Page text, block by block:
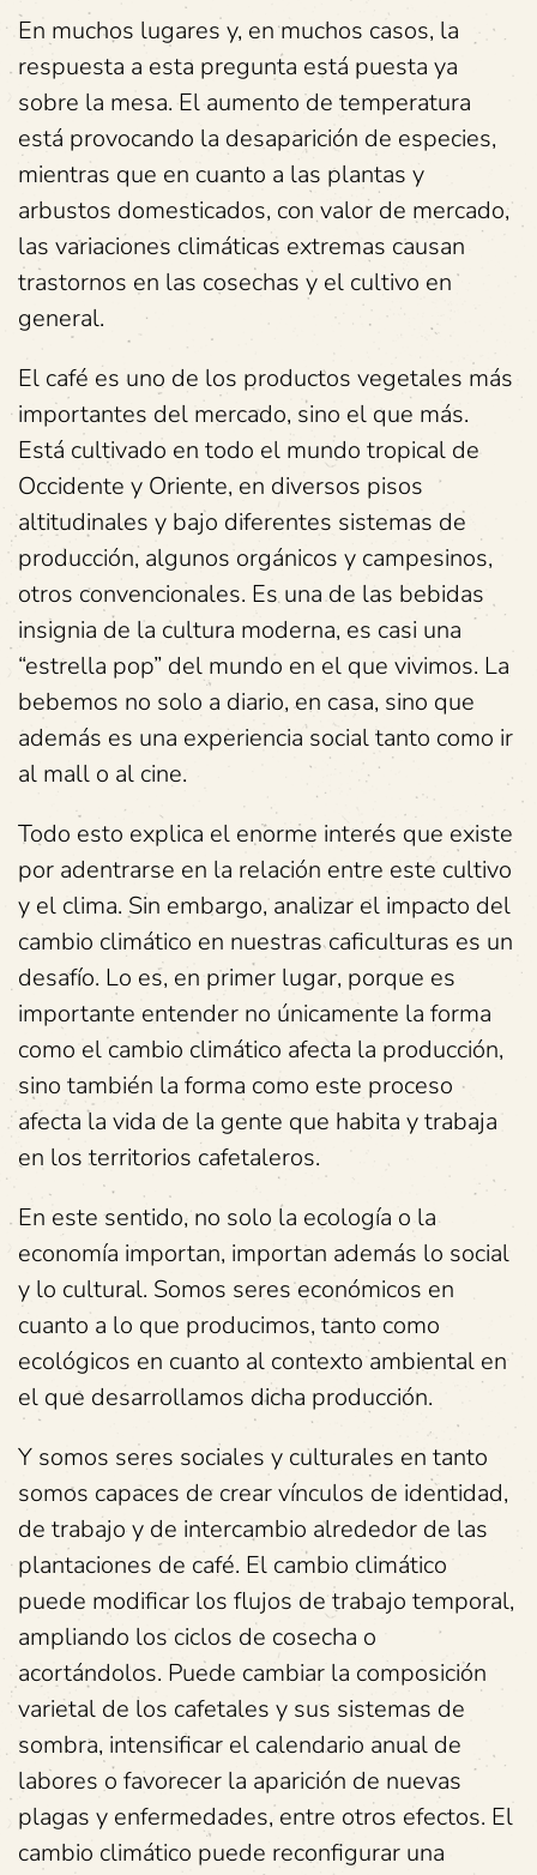
En muchos lugares y, en muchos casos, la
respuesta a esta pregunta está puesta ya
sobre la mesa. El aumento de temperatura
está provocando la desaparición de especies,
mientras que en cuanto a las plantas y
arbustos domesticados, con valor de mercado,
las variaciones climáticas extremas causan
trastornos en las cosechas y el cultivo en
general.
El café es uno de los productos vegetales más
importantes del mercado, sino el que más.
Está cultivado en todo el mundo tropical de
Occidente y Oriente, en diversos pisos
altitudinales y bajo diferentes sistemas de
producción, algunos orgánicos y campesinos,
otros convencionales. Es una de las bebidas
insignia de la cultura moderna, es casi una
“estrella pop” del mundo en el que vivimos. La
bebemos no solo a diario, en casa, sino que
además es una experiencia social tanto como ir
al mall o al cine.
Todo esto explica el enorme interés que existe
por adentrarse en la relación entre este cultivo
y el clima. Sin embargo, analizar el impacto del
cambio climático en nuestras caficulturas es un
desafío. Lo es, en primer lugar, porque es
importante entender no únicamente la forma
como el cambio climático afecta la producción,
sino también la forma como este proceso
afecta la vida de la gente que habita y trabaja
en los territorios cafetaleros.
En este sentido, no solo la ecología o la
economía importan, importan además lo social
y lo cultural. Somos seres económicos en
cuanto a lo que producimos, tanto como
ecológicos en cuanto al contexto ambiental en
el que desarrollamos dicha producción.
Y somos seres sociales y culturales en tanto
somos capaces de crear vínculos de identidad,
de trabajo y de intercambio alrededor de las
plantaciones de café. El cambio climático
puede modificar los flujos de trabajo temporal,
ampliando los ciclos de cosecha o
acortándolos. Puede cambiar la composición
varietal de los cafetales y sus sistemas de
sombra, intensificar el calendario anual de
labores o favorecer la aparición de nuevas
plagas y enfermedades, entre otros efectos. El
cambio climático puede reconfigurar una